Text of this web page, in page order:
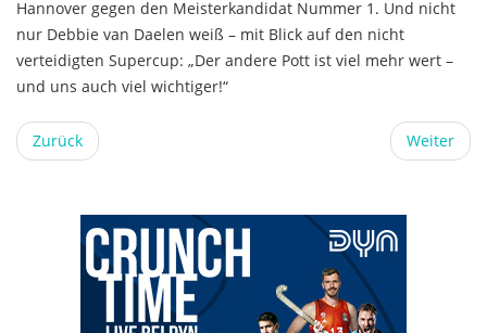
Hannover gegen den Meisterkandidat Nummer 1. Und nicht
nur Debbie van Daelen weiß – mit Blick auf den nicht
verteidigten Supercup: „Der andere Pott ist viel mehr wert –
und uns auch viel wichtiger!“
Zurück Weiter